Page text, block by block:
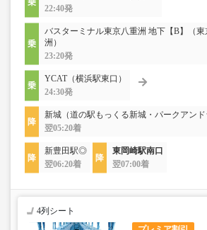
22:40発
バスターミナル東京八重洲 地下【B】（
洲）
23:20発
YCAT（横浜駅東口）
24:30発
新城（道の駅もっくる新城・パークアンド
翌05:20着
新豊田駅◎
翌06:20着
東岡崎駅南口
翌07:00着
4列シート